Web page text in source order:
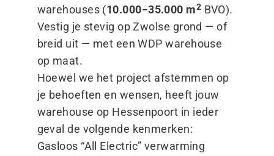
warehouses (10.000−35.000 m2 BVO).
Vestig je stevig op Zwolse grond — of
breid uit — met een WDP warehouse
op maat.
Hoewel we het project afstemmen op
je behoeften en wensen, heeft jouw
warehouse op Hessenpoort in ieder
geval de volgende kenmerken:
Gasloos “All Electric” verwarming